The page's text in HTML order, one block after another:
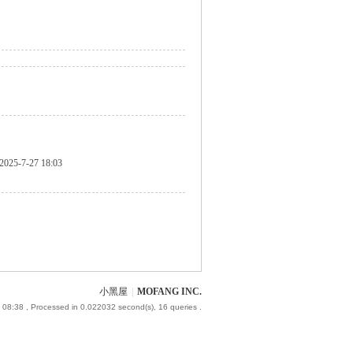
2025-7-27 18:03
小黑屋 MOFANG INC.
08:38 , Processed in 0.022032 second(s), 16 queries .